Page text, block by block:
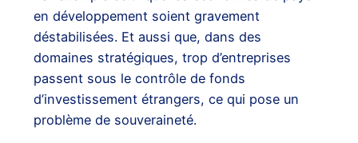
en développement soient gravement
déstabilisées. Et aussi que, dans des
domaines stratégiques, trop d’entreprises
passent sous le contrôle de fonds
d’investissement étrangers, ce qui pose un
problème de souveraineté.